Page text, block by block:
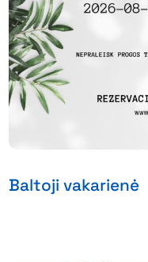
Baltoji vakarienė